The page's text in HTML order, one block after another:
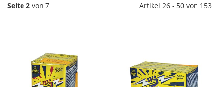
Seite 2 von 7 Artikel 26 - 50 von 153